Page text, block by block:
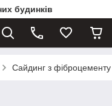
будинків
Сайдинг з фіброцементу